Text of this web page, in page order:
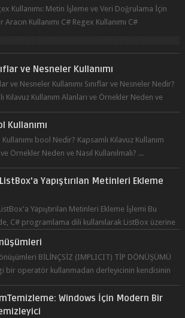
Kullanımı: Metin İşleme ve Veri Doğrulama İçin
Aracın Kullanımı C# Regex Kullanımı C#
dilinde, düzenli ifad...
ve Nesneler Kullanımı
ve Nesneler Kullanımı Sınıflar ve Nesneler Nedir?
Kılavuz Kullanım Alanları ve Örnekler Neden ve
Kullanımı
bool Nedir? Kapsamlı Kılavuz Kullanım
Örnekler Neden ve Nasıl Kullanılmalı? ...
Yapıştırılan Metinleri Ekleme
Yapıştırılan Metinleri Ekleme İşlemi Bu
C# programlama dili kullanılarak ListBox üzerine
BİLİNÇSİZ (IMPLICIT) TİP DÖNÜŞÜMÜ
bir operatör kullanmadan derleyicinin kendisinin
dönüşümüne bil...
Windows İçin Modern Bir